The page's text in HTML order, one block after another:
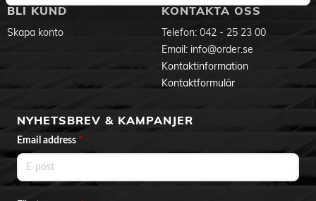
BLI KUND
Skapa konto
KONTAKTA OSS
Telefon: 042 - 25 23 00
Email: info@order.se
Kontaktinformation
Kontaktformulär
NYHETSBREV & KAMPANJER
Email address *